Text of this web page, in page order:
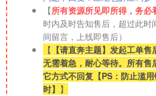
【所有资源所见即所得，务必
时内及时告知售后，超过此
间留言，上线即售后）
【 【请直奔主题】发起工单
无需着急，耐心等待。所有售
它方式不回复【PS：防止滥
时】 】